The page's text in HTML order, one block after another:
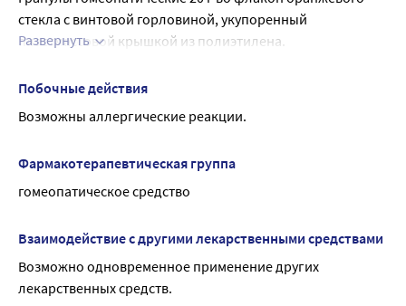
Влияние на способность управлять транспортными
средствами и работать с механизмами.
Не влияет.
стекла с винтовой горловиной, укупоренный
пластмассовой крышкой из полиэтилена.
помещают в пачку из картона коробочного.
Развернуть
Побочные действия
Возможны аллергические реакции.
Фармакотерапевтическая группа
гомеопатическое средство
Взаимодействие с другими лекарственными средствами
Возможно одновременное применение других
лекарственных средств.